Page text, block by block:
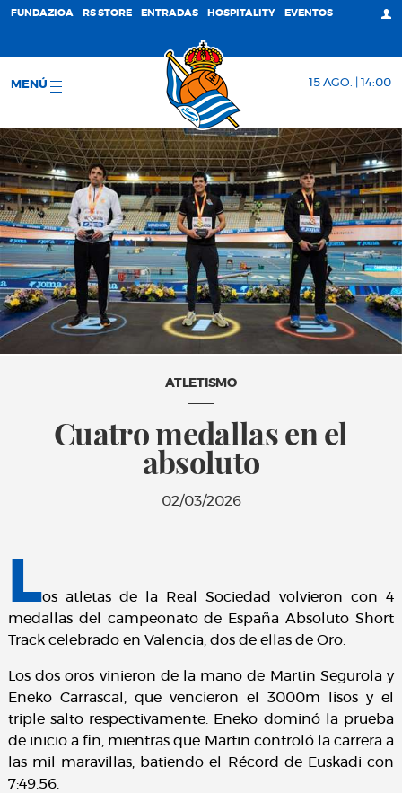
FUNDAZIOA RS STORE ENTRADAS HOSPITALITY EVENTOS
MENÚ 15 AGO. | 14:00
ATLETISMO
Cuatro medallas en el
absoluto
02/03/2026
Los atletas de la Real Sociedad volvieron con 4
medallas del campeonato de España Absoluto Short
Track celebrado en Valencia, dos de ellas de Oro.
Los dos oros vinieron de la mano de Martin Segurola y
Eneko Carrascal, que vencieron el 3000m lisos y el
triple salto respectivamente. Eneko dominó la prueba
de inicio a fin, mientras que Martin controló la carrera a
las mil maravillas, batiendo el Récord de Euskadi con
7:49.56.